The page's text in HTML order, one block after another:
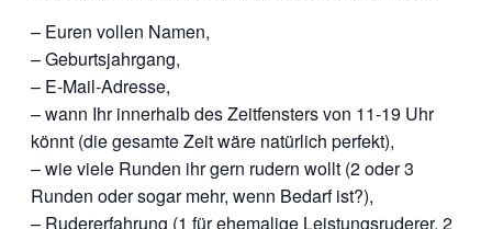
– Euren vollen Namen,
– Geburtsjahrgang,
– E-Mail-Adresse,
– wann Ihr innerhalb des Zeitfensters von 11-19 Uhr
könnt (die gesamte Zeit wäre natürlich perfekt),
– wie viele Runden ihr gern rudern wollt (2 oder 3
Runden oder sogar mehr, wenn Bedarf ist?),
– Rudererfahrung (1 für ehemalige Leistungsruderer, 2